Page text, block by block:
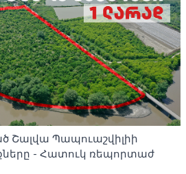
Շալվա Պապուաշվիլիի
- Հատուկ ռեպորտաժ